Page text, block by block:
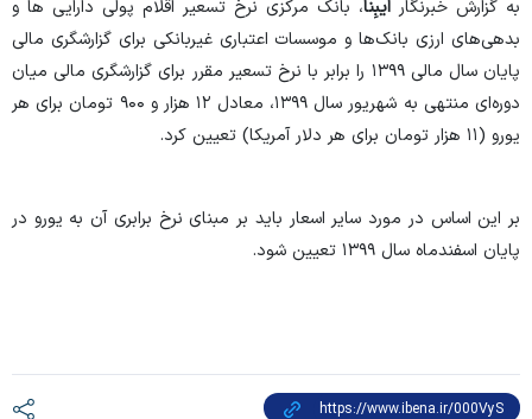
به گزارش خبرنگار ایبِنا، بانک مرکزی نرخ تسعیر اقلام پولی دارایی ها و
بدهی‌های ارزی بانک‌ها و موسسات اعتباری غیربانکی برای گزارشگری مالی
پایان سال مالی ۱۳۹۹ را برابر با نرخ تسعیر مقرر برای گزارشگری مالی میان
دوره‌ای منتهی به شهریور سال ۱۳۹۹، معادل ۱۲ هزار و ۹۰۰ تومان برای هر
یورو (۱۱ هزار تومان برای هر دلار آمریکا) تعیین کرد.
بر این اساس در مورد سایر اسعار باید بر مبنای نرخ برابری آن به یورو در
پایان اسفندماه سال ۱۳۹۹ تعیین شود.